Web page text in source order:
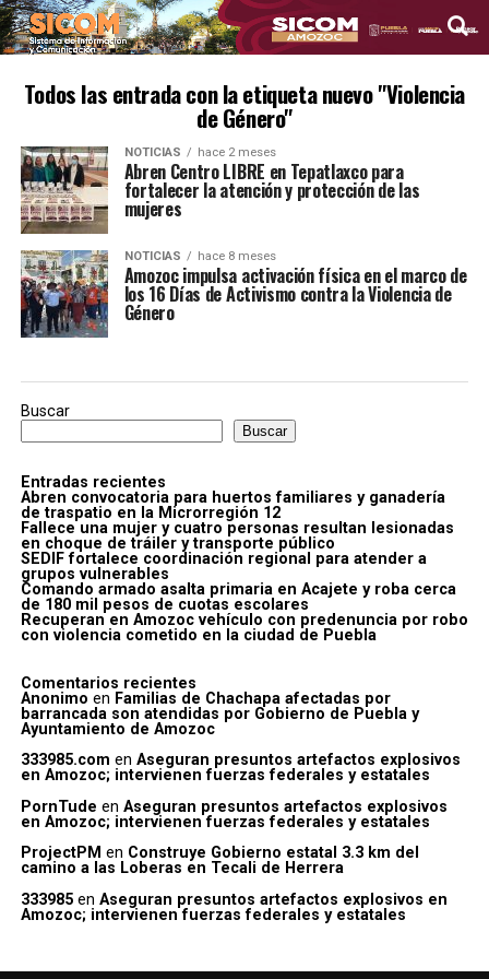
Todos las entrada con la etiqueta nuevo "Violencia
de Género"
NOTICIAS hace 2 meses
Abren Centro LIBRE en Tepatlaxco para
fortalecer la atención y protección de las
mujeres
NOTICIAS hace 8 meses
Amozoc impulsa activación física en el marco de
los 16 Días de Activismo contra la Violencia de
Género
Buscar
Buscar
Entradas recientes
Abren convocatoria para huertos familiares y ganadería
de traspatio en la Microrregión 12
Fallece una mujer y cuatro personas resultan lesionadas
en choque de tráiler y transporte público
SEDIF fortalece coordinación regional para atender a
grupos vulnerables
Comando armado asalta primaria en Acajete y roba cerca
de 180 mil pesos de cuotas escolares
Recuperan en Amozoc vehículo con predenuncia por robo
con violencia cometido en la ciudad de Puebla
Comentarios recientes
Anonimo en Familias de Chachapa afectadas por
barrancada son atendidas por Gobierno de Puebla y
Ayuntamiento de Amozoc
333985.com en Aseguran presuntos artefactos explosivos
en Amozoc; intervienen fuerzas federales y estatales
PornTude en Aseguran presuntos artefactos explosivos
en Amozoc; intervienen fuerzas federales y estatales
ProjectPM en Construye Gobierno estatal 3.3 km del
camino a las Loberas en Tecali de Herrera
333985en Aseguran presuntos artefactos explosivos en
Amozoc; intervienen fuerzas federales y estatales